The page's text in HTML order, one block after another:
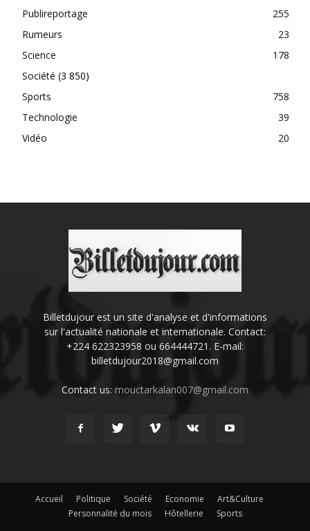
Publireportage
255
Rumeurs
23
Science
178
Société (3 850)
Sports
758
Technologie
39
Vidéo
20
Billetdujour est un site d'analyse et d'informations
sur l'actualité nationale et internationale. Contact:
+224 622323958 ou 664444721. E-mail:
billetdujour2018@gmail.com
Contact us: mouctarkalan007@gmail.com
Accueil Politique Société Economie
Art&Culture
Personnalité du mois
Hôtellerie Sports